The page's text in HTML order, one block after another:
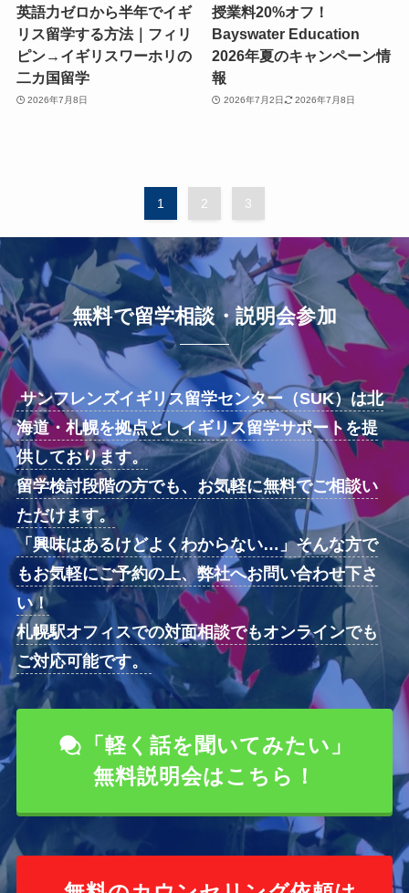
英語力ゼロから半年でイギ
リス留学する方法｜フィリ
ピン→イギリスワーホリの
二カ国留学
2026年7月8日
授業料20%オフ！
Bayswater Education
2026年夏のキャンペーン情
報
2026年7月2日 2026年7月8日
1 2 3
無料で留学相談・説明会参加
サンフレンズイギリス留学センター（SUK）は北
海道・札幌を拠点としイギリス留学サポートを提
供しております。
留学検討段階の方でも、お気軽に無料でご相談い
ただけます。
「興味はあるけどよくわからない…」そんな方で
もお気軽にご予約の上、弊社へお問い合わせ下さ
い！
札幌駅オフィスでの対面相談でもオンラインでも
ご対応可能です。
「軽く話を聞いてみたい」
無料説明会はこちら！